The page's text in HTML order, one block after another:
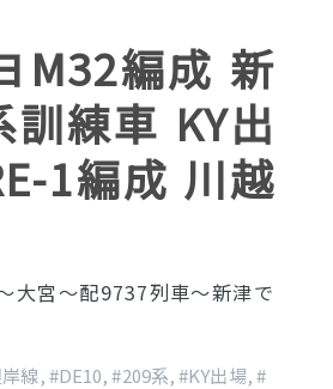
M32編成 新
練車 KY出
1編成 川越
大宮〜配9737列車〜新津で
線,#DE10,#209系,#KY出場,#